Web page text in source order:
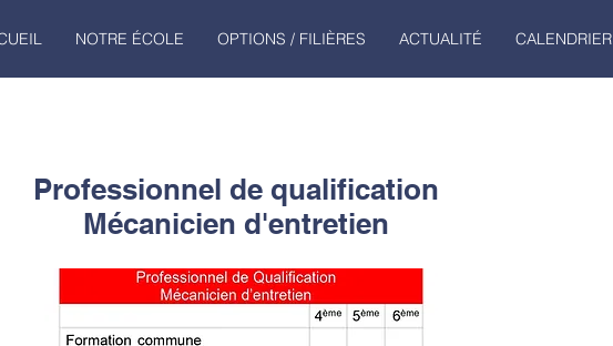
NOTRE ÉCOLE OPTIONS / FILIÈRES ACTUALITÉ CALENDRIER
Professionnel de qualification
Mécanicien d'entretien